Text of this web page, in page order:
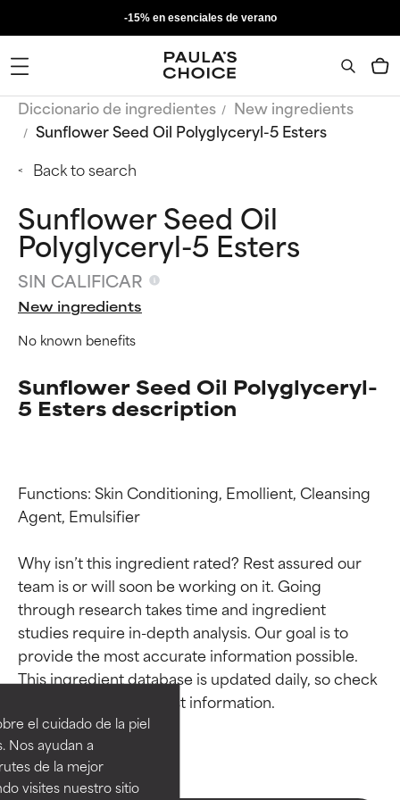
el cuidado de la piel
Nos ayudan a
de la mejor
visites nuestro sitio
-15% en esenciales de verano
Diccionario de ingredientes
New ingredients
Sunflower Seed Oil Polyglyceryl-5 Esters
Back to search
Sunflower Seed Oil
Polyglyceryl-5 Esters
SIN CALIFICAR
New ingredients
No known benefits
Sunflower Seed Oil Polyglyceryl-
5 Esters description
Functions: Skin Conditioning, Emollient, Cleansing
Agent, Emulsifier
Why isn’t this ingredient rated? Rest assured our
team is or will soon be working on it. Going
through research takes time and ingredient
studies require in-depth analysis. Our goal is to
provide the most accurate information possible.
This ingredient database is updated daily, so check
Calificaciones de
ingredientes
EXCELENTE
Ingrediente sobresaliente con
beneficios reales para la piel. Su
Calificaciones de
ingredientes
EXCELENTE
Ingrediente sobresaliente con
beneficios reales para la piel. Su